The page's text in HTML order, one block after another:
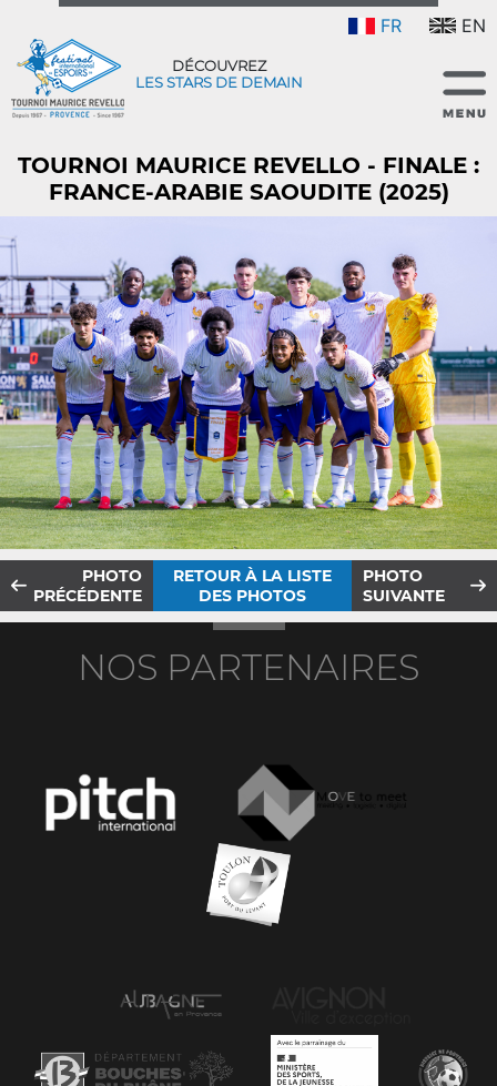
FR EN
DÉCOUVREZ
LES STARS DE DEMAIN
TOURNOI MAURICE REVELLO - FINALE :
FRANCE-ARABIE SAOUDITE (2025)
PHOTO
PRÉCÉDENTE
RETOUR À LA LISTE
DES PHOTOS
PHOTO
SUIVANTE
NOS PARTENAIRES